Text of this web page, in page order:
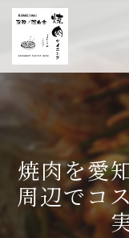
焼肉を愛
周辺でコ